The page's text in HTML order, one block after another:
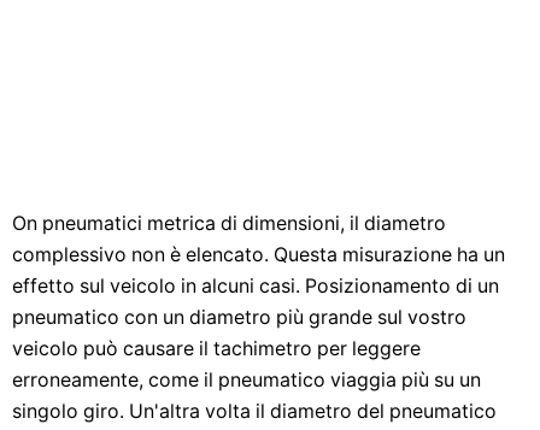
On pneumatici metrica di dimensioni, il diametro
complessivo non è elencato. Questa misurazione ha un
effetto sul veicolo in alcuni casi. Posizionamento di un
pneumatico con un diametro più grande sul vostro
veicolo può causare il tachimetro per leggere
erroneamente, come il pneumatico viaggia più su un
singolo giro. Un'altra volta il diametro del pneumatico